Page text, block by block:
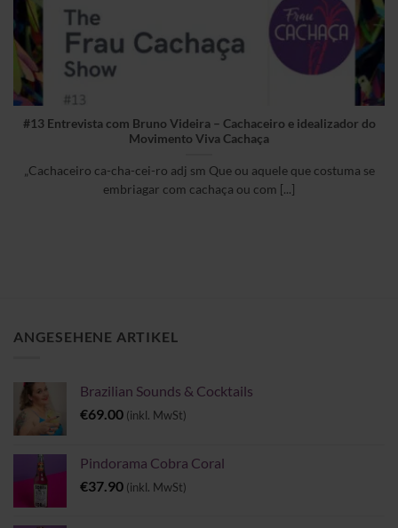
#13 Entrevista com Bruno Videira – Cachaceiro e idealizador do
Movimento Viva Cachaça
„Cachaceiro ca-cha-cei-ro adj sm Que ou aquele que costuma se
embriagar com cachaça ou com [...]
ANGESEHENE ARTIKEL
Brazilian Sounds & Cocktails
€69.00 (inkl. MwSt)
Pindorama Cobra Coral
€37.90 (inkl. MwSt)